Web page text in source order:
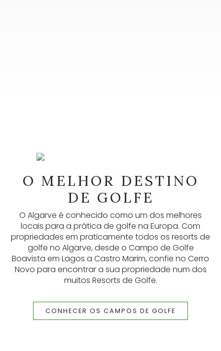
NEWSLETTER
As nossas newsletters fornecem muitas
informações úteis, anúncios mais recentes e
atualizações. Inscreva-se aqui.
SUBSCREVER
O MELHOR DESTINO
DE GOLFE
O Algarve é conhecido como um dos melhores
locais para a prática de golfe na Europa. Com
propriedades em praticamente todos os resorts de
golfe no Algarve, desde o Campo de Golfe
Boavista em Lagos a Castro Marim, confie no Cerro
Novo para encontrar a sua propriedade num dos
muitos Resorts de Golfe.
CONHECER OS CAMPOS DE GOLFE